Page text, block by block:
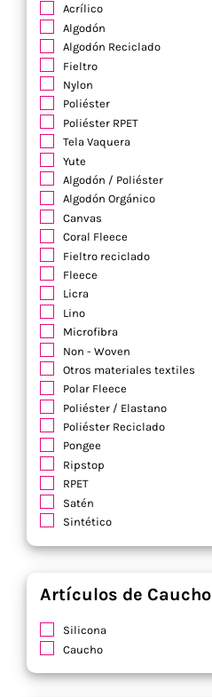
Acrílico
Algodón
Algodón Reciclado
Fieltro
Nylon
Poliéster
Poliéster RPET
Tela Vaquera
Yute
Algodón / Poliéster
Algodón Orgánico
Canvas
Coral Fleece
Fieltro reciclado
Fleece
Licra
Lino
Microfibra
Non - Woven
Otros materiales textiles
Polar Fleece
Poliéster / Elastano
Poliéster Reciclado
Pongee
Ripstop
RPET
Satén
Sintético
Yute / Algodón
Artículos de Caucho
Silicona
Caucho